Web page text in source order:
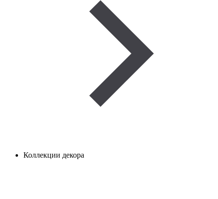
Коллекции декора